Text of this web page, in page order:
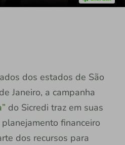
dos estados de São
Janeiro, a campanha
do Sicredi traz em suas
financeiro
dos recursos para